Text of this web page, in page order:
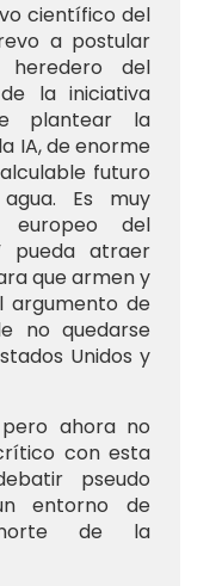
científico del
a postular
del
la iniciativa
plantear la
IA, de enorme
futuro
Es muy
del
pueda atraer
que armen y
argumento de
no quedarse
Unidos y
ahora no
con esta
pseudo
entorno de
de la